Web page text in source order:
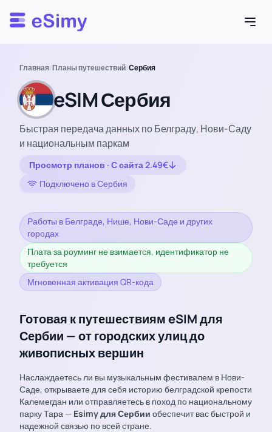
Esimy
Главная/Планы путешествий/Сербия
eSIM Сербия
Быстрая передача данных по Белграду, Нови-Саду
и национальным паркам
Просмотр планов · С сайта 2.49€
Подключено в Сербия
Работы в Белграде, Нише, Нови-Саде и других
городах
Плата за роуминг не взимается, идентификатор не
требуется
Мгновенная активация QR-кода
Готовая к путешествиям eSIM для
Сербии — от городских улиц до
живописных вершин
Наслаждаетесь ли вы музыкальным фестивалем в Нови-
Саде, открываете для себя историю белградской крепости
Калемегдан или отправляетесь в поход по национальному
парку Тара — Esimy для Сербии обеспечит вас быстрой и
надежной связью по всей стране.